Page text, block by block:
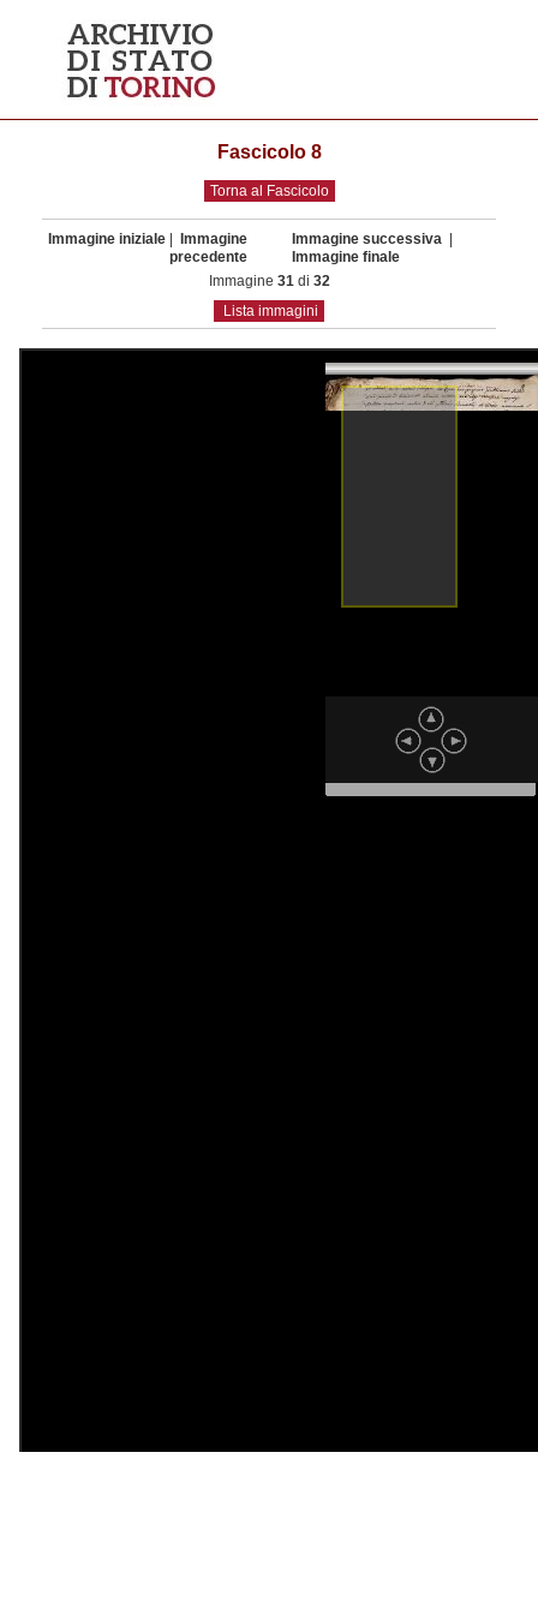
Fascicolo 8
Torna al Fascicolo
Immagine iniziale
Immagine
precedente
Immagine successiva
Immagine finale
Immagine 31di 32
Lista immagini